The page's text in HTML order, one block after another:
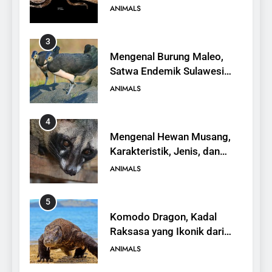
yang Terancam Punah
ANIMALS
4
Mengenal Hewan Musang,
Karakteristik, Jenis, dan
Peran dalam Ekosistem
ANIMALS
5
Komodo Dragon, Kadal
Raksasa yang Ikonik dari
Indonesia
ANIMALS
6
Kanguru Pohon Mantel
Emas, Penemuan Baru di
Dunia Satwa
ANIMALS